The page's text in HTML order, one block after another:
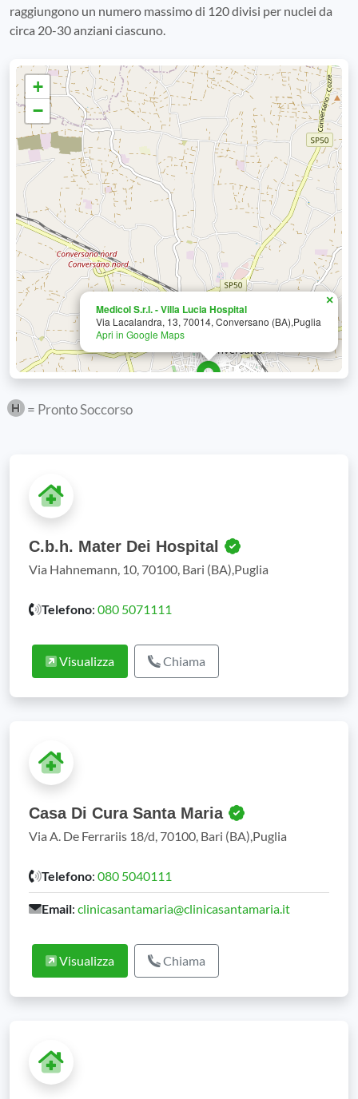
raggiungono un numero massimo di 120 divisi per nuclei da
circa 20-30 anziani ciascuno.
Medicol S.r.l. - Villa Lucia Hospital
Via Lacalandra, 13, 70014, Conversano (BA),Puglia
Apri in Google Maps
×
+
−
= Pronto Soccorso
C.b.h. Mater Dei Hospital
Via Hahnemann, 10, 70100, Bari (BA),Puglia
Telefono: 080 5071111
Visualizza Chiama
Casa Di Cura Santa Maria
Via A. De Ferrariis 18/d, 70100, Bari (BA),Puglia
Telefono: 080 5040111
Email: clinicasantamaria@clinicasantamaria.it
Visualizza Chiama